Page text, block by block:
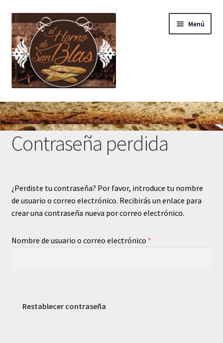
a
la
navegación
al
contenido
Menú
Tienda
Panadería San Blas
Carrito
Contraseña perdida
¿Perdiste tu contraseña? Por favor, introduce tu nombre
de usuario o correo electrónico. Recibirás un enlace para
crear una contraseña nueva por correo electrónico.
Nombre de usuario o correo electrónico *Obligatorio
Restablecer contraseña